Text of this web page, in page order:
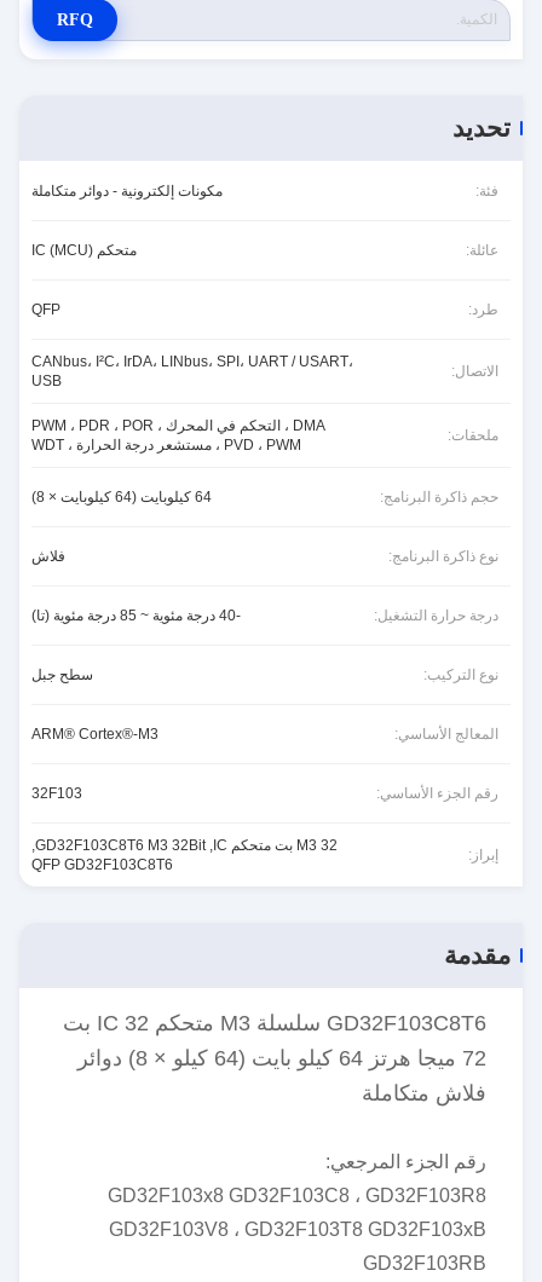
RFQ
تحديد
فئة: مكونات إلكترونية - دوائر متكاملة
عائلة: متحكم (MCU) IC
طرد: QFP
الاتصال:
CANbus، I²C، IrDA، LINbus، SPI، UART / USART،
USB
ملحقات:
DMA ، التحكم في المحرك PWM ، PDR ، POR ،
PVD ، PWM ، مستشعر درجة الحرارة ، WDT
حجم ذاكرة البرنامج: 64 كيلوبايت (64 كيلوبايت × 8)
نوع ذاكرة البرنامج: فلاش
درجة حرارة التشغيل: -40 درجة مئوية ~ 85 درجة مئوية (تا)
نوع التركيب: سطح جبل
المعالج الأساسي: ARM® Cortex®-M3
رقم الجزء الأساسي: 32F103
إبراز:
M3 32 بت متحكم IC ,
GD32F103C8T6 M3 32Bit
,
QFP GD32F103C8T6
مقدمة
GD32F103C8T6 سلسلة M3 متحكم IC 32 بت
72 ميجا هرتز 64 كيلو بايت (64 كيلو × 8) دوائر
فلاش متكاملة
رقم الجزء المرجعي:
GD32F103x8 GD32F103C8 ، GD32F103R8
GD32F103V8 ، GD32F103T8 GD32F103xB
GD32F103RB